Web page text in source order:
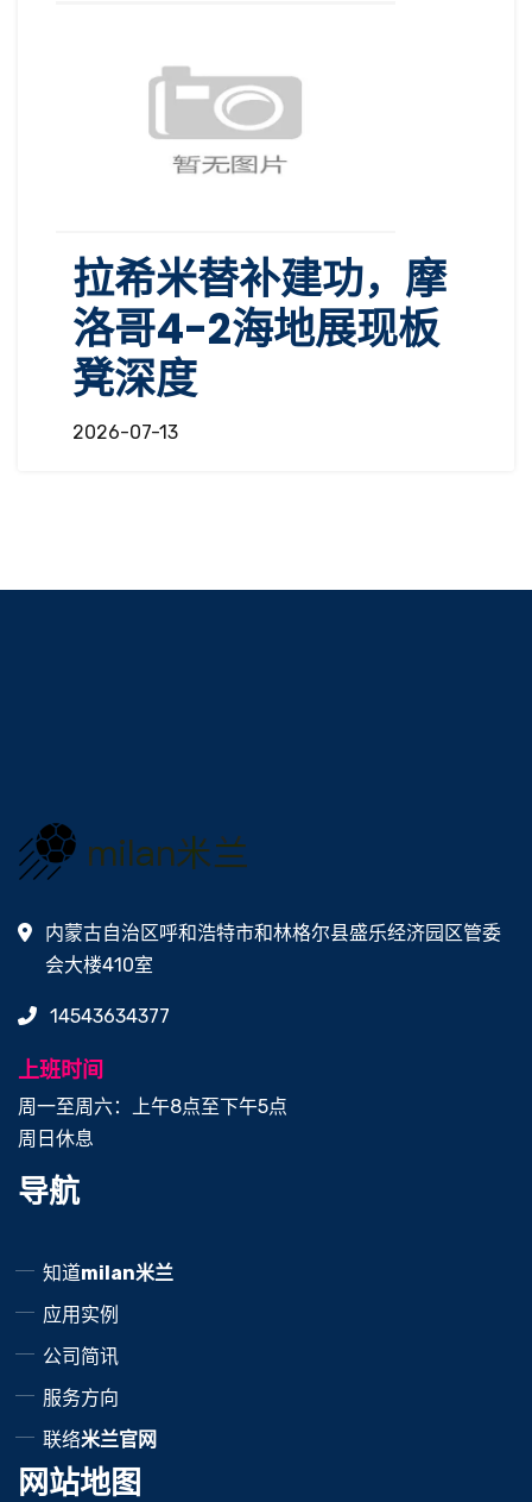
拉希米替补建功，摩
洛哥4-2海地展现板
凳深度
2026-07-13
内蒙古自治区呼和浩特市和林格尔县盛乐经济园区管委
会大楼410室
14543634377
上班时间
周一至周六：上午8点至下午5点
周日休息
导航
知道milan米兰
应用实例
公司简讯
服务方向
联络米兰官网
网站地图